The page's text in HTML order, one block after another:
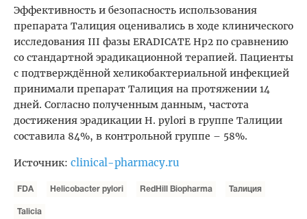
Эффективность и безопасность использования
препарата Tалиция оценивались в ходе клинического
исследования III фазы ERADICATE Hp2 по сравнению
со стандартной эрадикационной терапией. Пациенты
с подтверждённой хеликобактериальной инфекцией
принимали препарат Tалиция на протяжении 14
дней. Согласно полученным данным, частота
достижения эрадикации H. pylori в группе Tалиции
составила 84%, в контрольной группе – 58%.
Источник: clinical-pharmacy.ru
FDA Helicobacter pylori RedHill Biopharma Талиция
Talicia